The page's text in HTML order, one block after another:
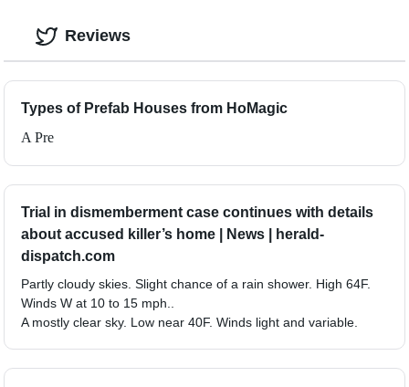
Types of Prefab Houses from HoMagic
A Pre
Trial in dismemberment case continues with details
about accused killer’s home | News | herald-
dispatch.com
Partly cloudy skies. Slight chance of a rain shower. High 64F.
Winds W at 10 to 15 mph..
A mostly clear sky. Low near 40F. Winds light and variable.
Reviews